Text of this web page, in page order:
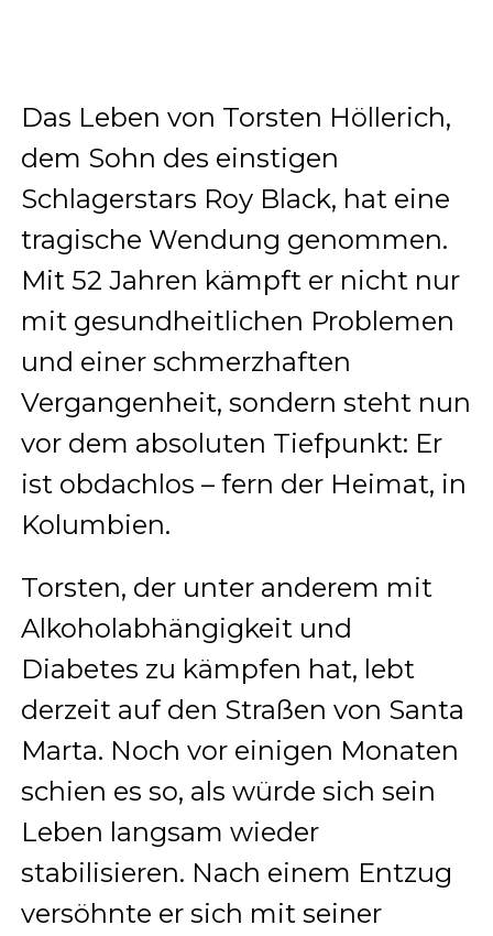
Das Leben von Torsten Höllerich,
dem Sohn des einstigen
Schlagerstars Roy Black, hat eine
tragische Wendung genommen.
Mit 52 Jahren kämpft er nicht nur
mit gesundheitlichen Problemen
und einer schmerzhaften
Vergangenheit, sondern steht nun
vor dem absoluten Tiefpunkt: Er
ist obdachlos – fern der Heimat, in
Kolumbien.
Torsten, der unter anderem mit
Alkoholabhängigkeit und
Diabetes zu kämpfen hat, lebt
derzeit auf den Straßen von Santa
Marta. Noch vor einigen Monaten
schien es so, als würde sich sein
Leben langsam wieder
stabilisieren. Nach einem Entzug
versöhnte er sich mit seiner